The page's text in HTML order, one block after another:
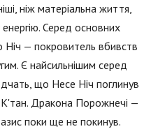
ніж матеріальна життя,
Серед основних
Ніч — покровитель вбивств
Є найсильнішим серед
що Несе Ніч поглинув
К'тан. Дракона Порожнечі —
поки ще не покинув.